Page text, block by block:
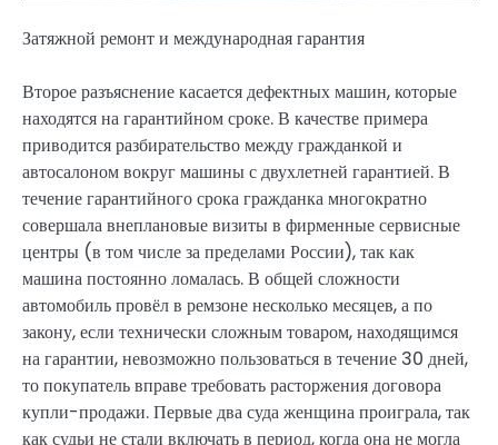
Затяжной ремонт и международная гарантия
Второе разъяснение касается дефектных машин, которые
находятся на гарантийном сроке. В качестве примера
приводится разбирательство между гражданкой и
автосалоном вокруг машины с двухлетней гарантией. В
течение гарантийного срока гражданка многократно
совершала внеплановые визиты в фирменные сервисные
центры (в том числе за пределами России), так как
машина постоянно ломалась. В общей сложности
автомобиль провёл в ремзоне несколько месяцев, а по
закону, если технически сложным товаром, находящимся
на гарантии, невозможно пользоваться в течение 30 дней,
то покупатель вправе требовать расторжения договора
купли-продажи. Первые два суда женщина проиграла, так
как судьи не стали включать в период, когда она не могла